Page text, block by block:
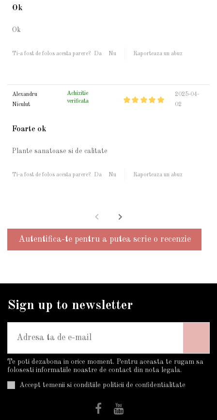
Ok
Ok
Ti-a fost de folos acesta parere? Da Nu Raporteaza un abuz
Alexandru
Niculut
Achizitie
verificata
2025-04-
02
Foarte ok
Plante sanatoase si de calitate
Ti-a fost de folos acesta parere? Da Nu Raporteaza un abuz
Autentifica-te pentru a putea scrie o recenzie
Sign up to newsletter
Te poti dezabona in orice moment. Pentru aceasta te rugam sa
folosesti informatiile noastre de contact din nota legala.
Accept temenii si conditiile politicii de confidentialitate